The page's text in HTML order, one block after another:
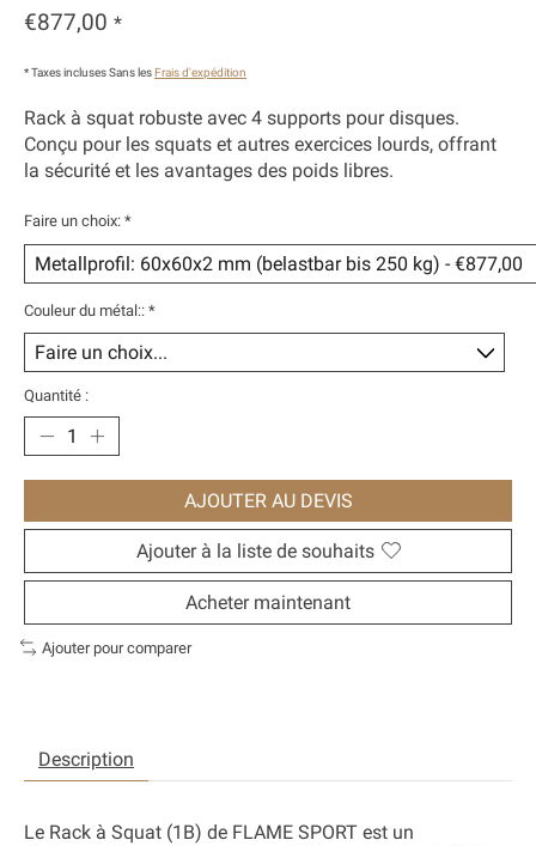
€877,00 *
* Taxes incluses Sans les Frais d'expédition
Rack à squat robuste avec 4 supports pour disques.
Conçu pour les squats et autres exercices lourds, offrant
la sécurité et les avantages des poids libres.
Faire un choix: *
Couleur du métal:: *
Quantité :
AJOUTER AU DEVIS
Ajouter à la liste de souhaits
Acheter maintenant
Ajouter pour comparer
Description
Le Rack à Squat (1B) de FLAME SPORT est un